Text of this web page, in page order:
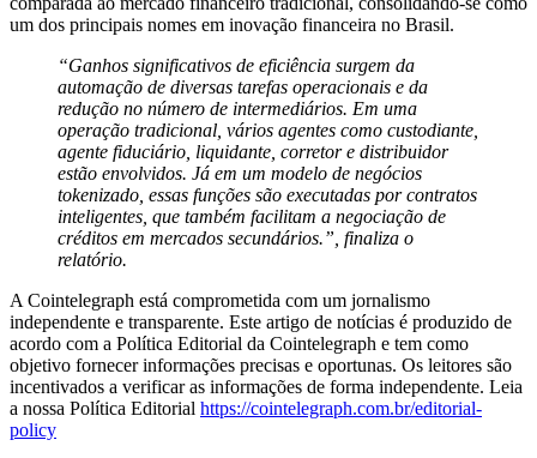
um dos principais nomes em inovação financeira no Brasil.
“Ganhos significativos de eficiência surgem da
automação de diversas tarefas operacionais e da
redução no número de intermediários. Em uma
operação tradicional, vários agentes como custodiante,
agente fiduciário, liquidante, corretor e distribuidor
estão envolvidos. Já em um modelo de negócios
tokenizado, essas funções são executadas por contratos
inteligentes, que também facilitam a negociação de
créditos em mercados secundários.”, finaliza o
relatório.
A Cointelegraph está comprometida com um jornalismo
independente e transparente. Este artigo de notícias é produzido de
acordo com a Política Editorial da Cointelegraph e tem como
objetivo fornecer informações precisas e oportunas. Os leitores são
incentivados a verificar as informações de forma independente. Leia
a nossa Política Editorial https://cointelegraph.com.br/editorial-
policy